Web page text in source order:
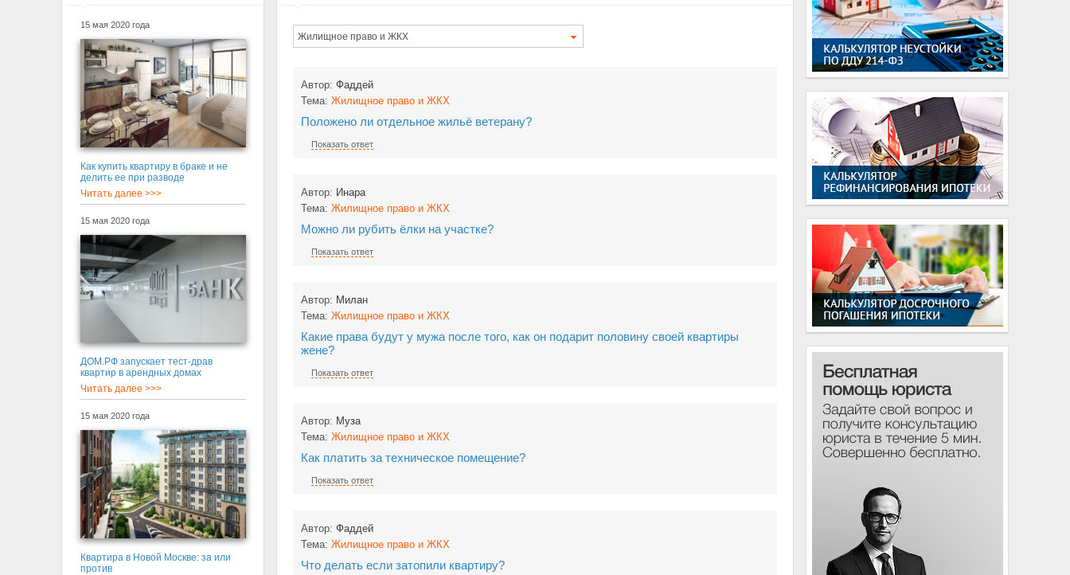
15 мая 2020 года
Как купить квартиру в браке и не
делить ее при разводе
Читать далее >>>
15 мая 2020 года
ДОМ.РФ запускает тест-драв
квартир в арендных домах
Читать далее >>>
15 мая 2020 года
Квартира в Новой Москве: за или
против
Жилищное право и ЖКХ
Автор: Фаддей
Тема: Жилищное право и ЖКХ
Положено ли отдельное жильё ветерану?
Показать ответ
Автор: Инара
Тема: Жилищное право и ЖКХ
Можно ли рубить ёлки на участке?
Показать ответ
Автор: Милан
Тема: Жилищное право и ЖКХ
Какие права будут у мужа после того, как он подарит половину своей квартиры
жене?
Показать ответ
Автор: Муза
Тема: Жилищное право и ЖКХ
Как платить за техническое помещение?
Показать ответ
Автор: Фаддей
Тема: Жилищное право и ЖКХ
Что делать если затопили квартиру?